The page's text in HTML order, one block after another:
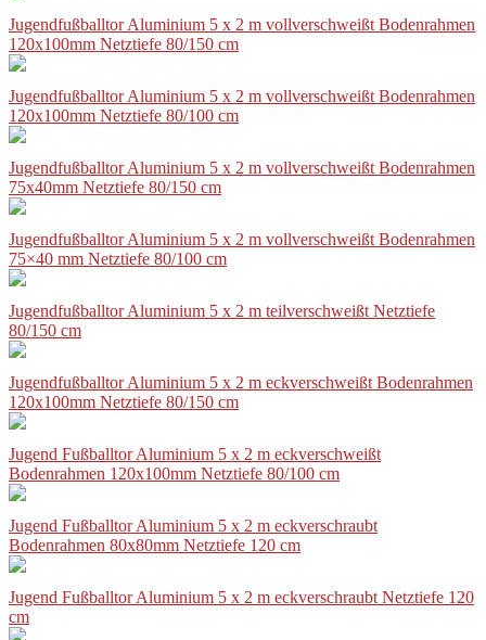
Jugendfußballtor Aluminium 5 x 2 m vollverschweißt Bodenrahmen
120x100mm Netztiefe 80/150 cm
Jugendfußballtor Aluminium 5 x 2 m vollverschweißt Bodenrahmen
120x100mm Netztiefe 80/100 cm
Jugendfußballtor Aluminium 5 x 2 m vollverschweißt Bodenrahmen
75x40mm Netztiefe 80/150 cm
Jugendfußballtor Aluminium 5 x 2 m vollverschweißt Bodenrahmen
75×40 mm Netztiefe 80/100 cm
Jugendfußballtor Aluminium 5 x 2 m teilverschweißt Netztiefe
80/150 cm
Jugendfußballtor Aluminium 5 x 2 m eckverschweißt Bodenrahmen
120x100mm Netztiefe 80/150 cm
Jugend Fußballtor Aluminium 5 x 2 m eckverschweißt
Bodenrahmen 120x100mm Netztiefe 80/100 cm
Jugend Fußballtor Aluminium 5 x 2 m eckverschraubt
Bodenrahmen 80x80mm Netztiefe 120 cm
Jugend Fußballtor Aluminium 5 x 2 m eckverschraubt Netztiefe 120
cm